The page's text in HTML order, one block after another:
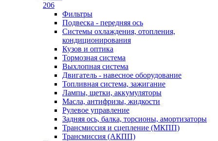
206
Фильтры
Подвеска - передняя ось
Системы охлаждения, отопления,
кондиционирования
Кузов и оптика
Тормозная система
Выхлопная система
Двигатель - навесное оборудование
Топливная система, зажигание
Лампы, щетки, аккумуляторы
Масла, антифризы, жидкости
Рулевое управление
Задняя ось, балка, торсионы, амортизаторы
Трансмиссия и сцепление (МКПП)
Трансмиссия (АКПП)